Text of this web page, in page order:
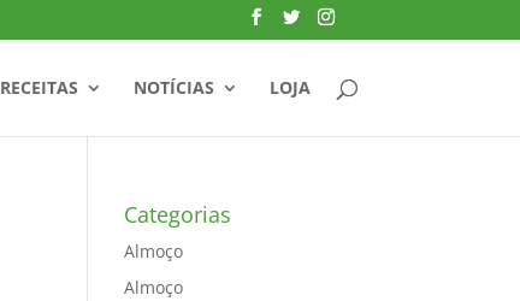
RECEITAS NOTÍCIAS LOJA
Categorias
Almoço
Almoço